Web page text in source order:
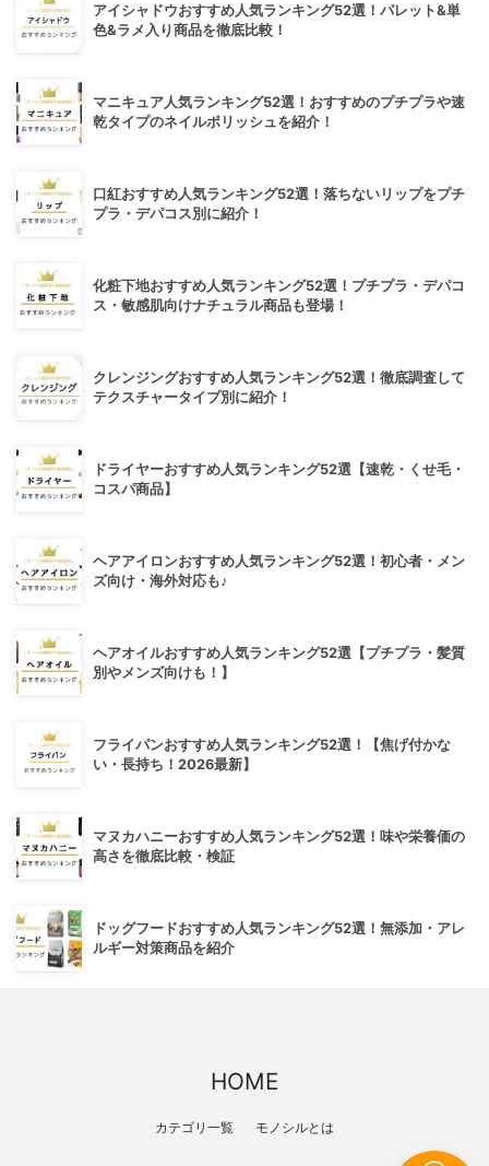
アイシャドウおすすめ人気ランキング52選！パレット&単
色&ラメ入り商品を徹底比較！
マニキュア人気ランキング52選！おすすめのプチプラや速
乾タイプのネイルポリッシュを紹介！
口紅おすすめ人気ランキング52選！落ちないリップをプチ
プラ・デパコス別に紹介！
化粧下地おすすめ人気ランキング52選！プチプラ・デパコ
ス・敏感肌向けナチュラル商品も登場！
クレンジングおすすめ人気ランキング52選！徹底調査して
テクスチャータイプ別に紹介！
ドライヤーおすすめ人気ランキング52選【速乾・くせ毛・
コスパ商品】
ヘアアイロンおすすめ人気ランキング52選！初心者・メン
ズ向け・海外対応も♪
ヘアオイルおすすめ人気ランキング52選【プチプラ・髪質
別やメンズ向けも！】
フライパンおすすめ人気ランキング52選！【焦げ付かな
い・長持ち！2026最新】
マヌカハニーおすすめ人気ランキング52選！味や栄養価の
高さを徹底比較・検証
ドッグフードおすすめ人気ランキング52選！無添加・アレ
ルギー対策商品を紹介
HOME
カテゴリ一覧 モノシルとは